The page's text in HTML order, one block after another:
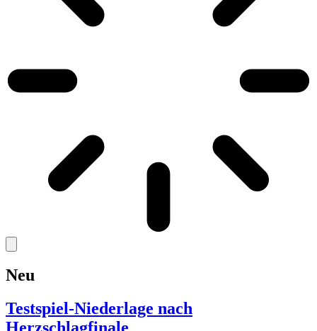
Neu
Testspiel-Niederlage nach
Herzschlagfinale